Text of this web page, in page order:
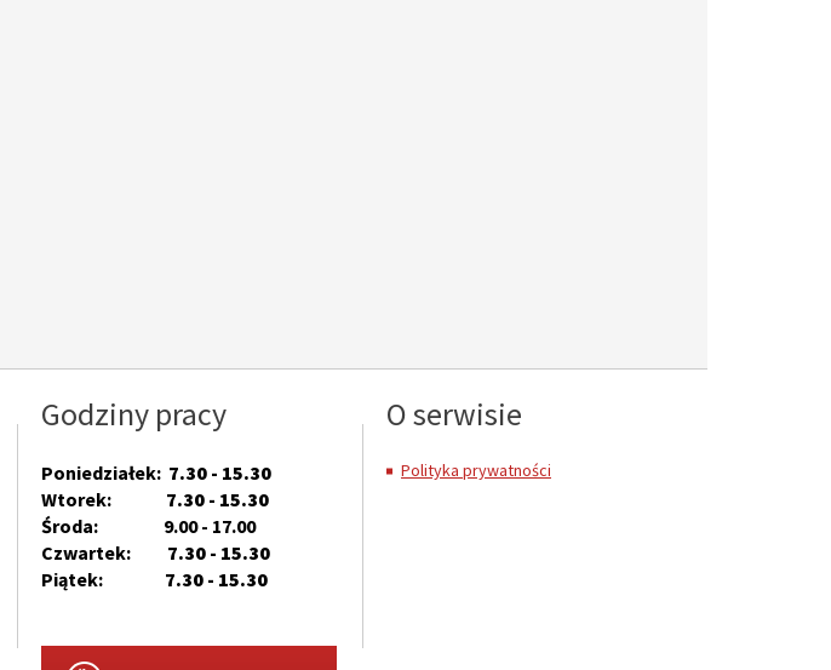
Godziny pracy
Poniedziałek: 7.30 - 15.30
Wtorek: 7.30 - 15.30
Środa: 9.00 - 17.00
Czwartek: 7.30 - 15.30
Piątek: 7.30 - 15.30
O serwisie
Polityka prywatności